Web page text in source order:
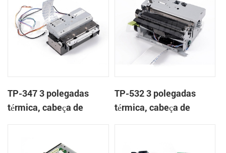
TP-347 3 polegadas
térmica, cabeça de
TP-532 3 polegadas
térmica, cabeça de